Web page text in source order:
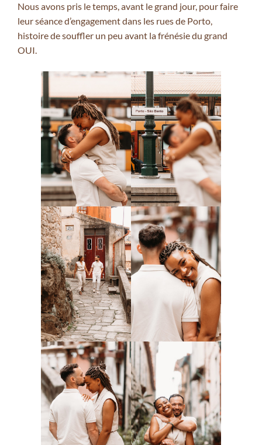
Nous avons pris le temps, avant le grand jour, pour faire
leur séance d’engagement dans les rues de Porto,
histoire de souffler un peu avant la frénésie du grand
OUI.